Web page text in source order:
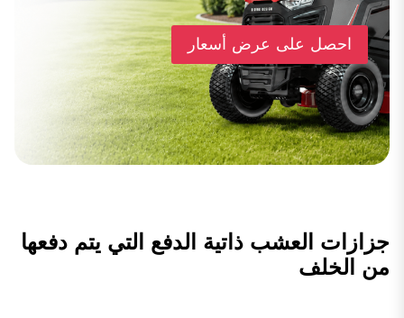
احصل على عرض أسعار
جزازات العشب ذاتية الدفع التي يتم دفعها
من الخلف